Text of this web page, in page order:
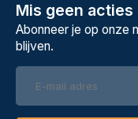
Mis geen
Abonneer je op onze
blijven.